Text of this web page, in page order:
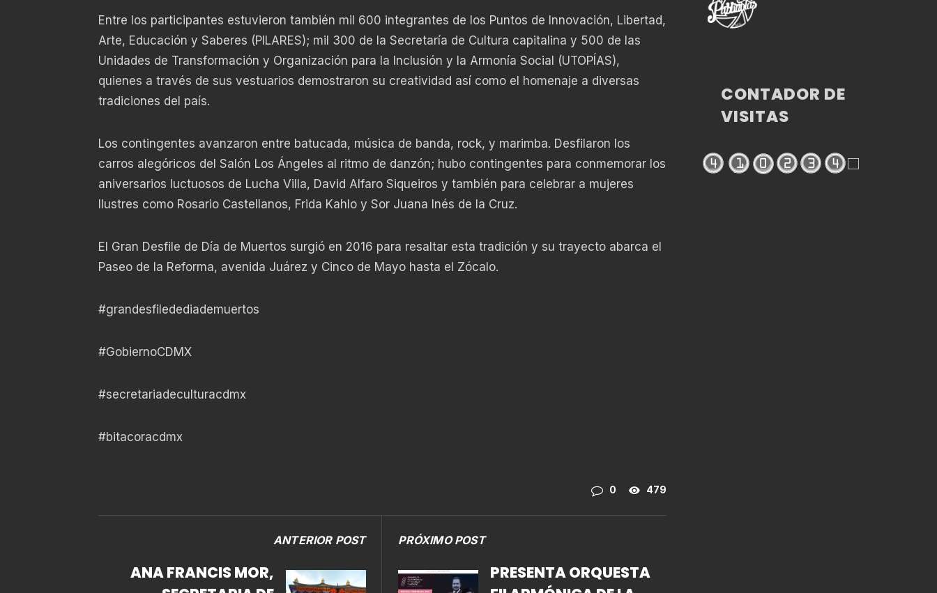
Entre los participantes estuvieron también mil 600 integrantes de los Puntos de Innovación, Libertad,
Arte, Educación y Saberes (PILARES); mil 300 de la Secretaría de Cultura capitalina y 500 de las
Unidades de Transformación y Organización para la Inclusión y la Armonía Social (UTOPÍAS),
quienes a través de sus vestuarios demostraron su creatividad así como el homenaje a diversas
tradiciones del país.
Los contingentes avanzaron entre batucada, música de banda, rock, y marimba. Desfilaron los
carros alegóricos del Salón Los Ángeles al ritmo de danzón; hubo contingentes para conmemorar los
aniversarios luctuosos de Lucha Villa, David Alfaro Siqueiros y también para celebrar a mujeres
Ilustres como Rosario Castellanos, Frida Kahlo y Sor Juana Inés de la Cruz.
El Gran Desfile de Día de Muertos surgió en 2016 para resaltar esta tradición y su trayecto abarca el
Paseo de la Reforma, avenida Juárez y Cinco de Mayo hasta el Zócalo.
#grandesfiledediademuertos
#GobiernoCDMX
#secretariadeculturacdmx
#bitacoracdmx
0 479
ANTERIOR POST
ANA FRANCIS MOR,
PRÓXIMO POST
PRESENTA ORQUESTA
CONTADOR DE
VISITAS